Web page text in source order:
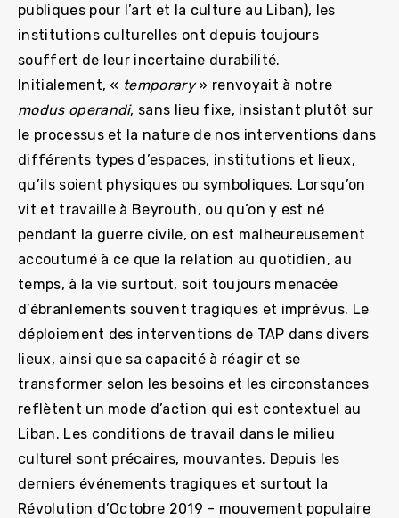
publiques pour l’art et la culture au Liban), les
institutions culturelles ont depuis toujours
souffert de leur incertaine durabilité.
Initialement, « temporary» renvoyait à notre
modus operandi, sans lieu fixe, insistant plutôt sur
le processus et la nature de nos interventions dans
différents types d’espaces, institutions et lieux,
qu’ils soient physiques ou symboliques. Lorsqu’on
vit et travaille à Beyrouth, ou qu’on y est né
pendant la guerre civile, on est malheureusement
accoutumé à ce que la relation au quotidien, au
temps, à la vie surtout, soit toujours menacée
d’ébranlements souvent tragiques et imprévus. Le
déploiement des interventions de TAP dans divers
lieux, ainsi que sa capacité à réagir et se
transformer selon les besoins et les circonstances
reflètent un mode d’action qui est contextuel au
Liban. Les conditions de travail dans le milieu
culturel sont précaires, mouvantes. Depuis les
derniers événements tragiques et surtout la
Révolution d’Octobre 2019 – mouvement populaire